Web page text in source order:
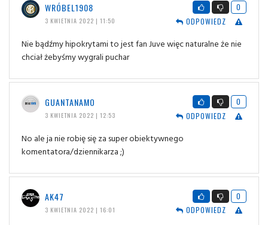
WRÓBEL1908
3 KWIETNIA 2022 | 11:50
0
ODPOWIEDZ
Nie bądźmy hipokrytami to jest fan Juve więc naturalne że nie
chciał żebyśmy wygrali puchar
GUANTANAMO
3 KWIETNIA 2022 | 12:53
0
ODPOWIEDZ
No ale ja nie robię się za super obiektywnego
komentatora/dziennikarza ;)
AK47
3 KWIETNIA 2022 | 16:01
0
ODPOWIEDZ